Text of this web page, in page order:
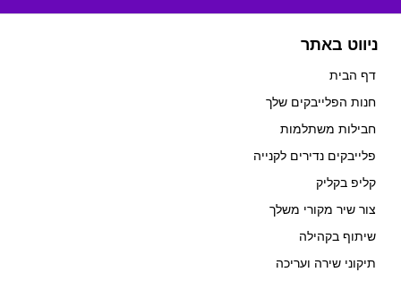
ניווט באתר
דף הבית
חנות הפלייבקים שלך
חבילות משתלמות
פלייבקים נדירים לקנייה
קליפ בקליק
צור שיר מקורי משלך
שיתוף בקהילה
תיקוני שירה ועריכה